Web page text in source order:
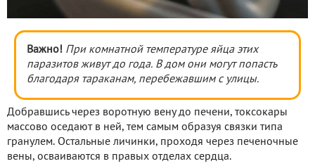
Важно! При комнатной температуре яйца этих
паразитов живут до года. В дом они могут попасть
благодаря тараканам, перебежавшим с улицы.
Добравшись через воротную вену до печени, токсокары
массово оседают в ней, тем самым образуя связки типа
гранулем. Остальные личинки, проходя через печеночные
вены, осваиваются в правых отделах сердца.